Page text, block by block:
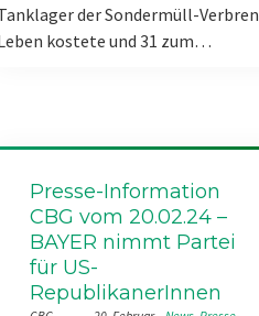
der Sondermüll-
kostete und 31 zum…
Presse-Information
CBG vom 20.02.24 –
BAYER nimmt Partei
für US-
RepublikanerInnen